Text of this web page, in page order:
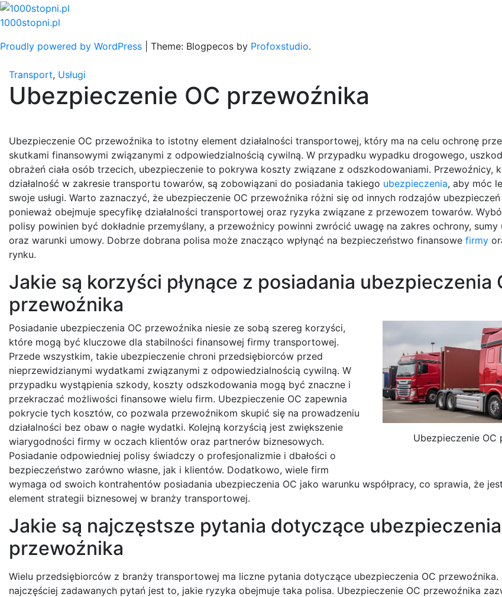
Skip
to
1000stopni.pl
Proudly powered by WordPress
Theme: Blogpecos by Profoxstudio.
Transport, Usługi
Ubezpieczenie OC przewoźnika
Ubezpieczenie OC przewoźnika to istotny element działalności transportowej, który ma na celu ochronę
skutkami finansowymi związanymi z odpowiedzialnością cywilną. W przypadku wypadku drogowego,
obrażeń ciała osób trzecich, ubezpieczenie to pokrywa koszty związane z odszkodowaniami. Przewoźnicy,
działalność w zakresie transportu towarów, są zobowiązani do posiadania takiego ubezpieczenia, aby móc
swoje usługi. Warto zaznaczyć, że ubezpieczenie OC przewoźnika różni się od innych rodzajów
ponieważ obejmuje specyfikę działalności transportowej oraz ryzyka związane z przewozem towarów.
polisy powinien być dokładnie przemyślany, a przewoźnicy powinni zwrócić uwagę na zakres ochrony, sumy
oraz warunki umowy. Dobrze dobrana polisa może znacząco wpłynąć na bezpieczeństwo finansowe firmy
rynku.
Jakie są korzyści płynące z posiadania ubezpieczenia
przewoźnika
Ubezpieczenie OC
Posiadanie ubezpieczenia OC przewoźnika niesie ze sobą szereg korzyści,
które mogą być kluczowe dla stabilności finansowej firmy transportowej.
Przede wszystkim, takie ubezpieczenie chroni przedsiębiorców przed
nieprzewidzianymi wydatkami związanymi z odpowiedzialnością cywilną. W
przypadku wystąpienia szkody, koszty odszkodowania mogą być znaczne i
przekraczać możliwości finansowe wielu firm. Ubezpieczenie OC zapewnia
pokrycie tych kosztów, co pozwala przewoźnikom skupić się na prowadzeniu
działalności bez obaw o nagłe wydatki. Kolejną korzyścią jest zwiększenie
wiarygodności firmy w oczach klientów oraz partnerów biznesowych.
Posiadanie odpowiedniej polisy świadczy o profesjonalizmie i dbałości o
bezpieczeństwo zarówno własne, jak i klientów. Dodatkowo, wiele firm
wymaga od swoich kontrahentów posiadania ubezpieczenia OC jako warunku współpracy, co sprawia, że
element strategii biznesowej w branży transportowej.
Jakie są najczęstsze pytania dotyczące
przewoźnika
Wielu przedsiębiorców z branży transportowej ma liczne pytania dotyczące ubezpieczenia OC przewoźnika.
najczęściej zadawanych pytań jest to, jakie ryzyka obejmuje taka polisa. Ubezpieczenie OC przewoźnika